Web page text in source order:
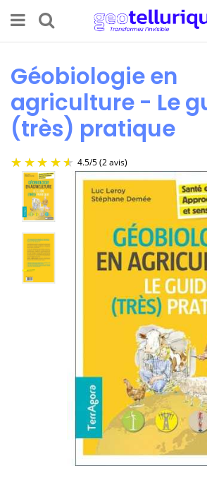
Géobiologie en
agriculture - Le
(très) pratique
4.5/5(2 avis)